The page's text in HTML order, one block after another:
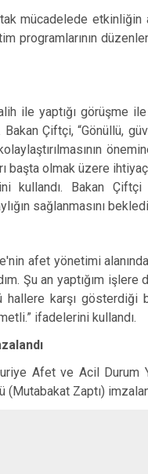
mücadelede etkinliğin
programlarının
ile yaptığı görüşme
Çiftçi, “Gönüllü,
başta olmak üzere
kullandı. Bakan
sağlanmasını
afet yönetimi
Şu an yaptığım
karşı gösterdiği
ifadelerini kullandı.
Afet ve Acil Durum
Zaptı)